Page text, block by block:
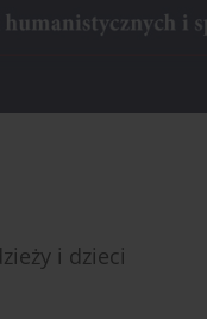
i dzieci